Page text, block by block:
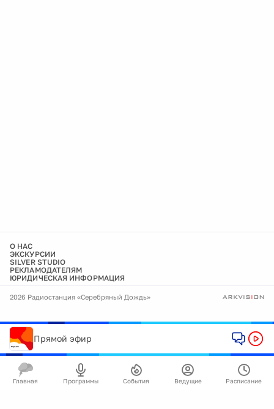
О НАС
ЭКСКУРСИИ
SILVER STUDIO
РЕКЛАМОДАТЕЛЯМ
ЮРИДИЧЕСКАЯ ИНФОРМАЦИЯ
2026 Радиостанция «Серебряный Дождь»
Прямой эфир
Главная Программы События Ведущие Расписание